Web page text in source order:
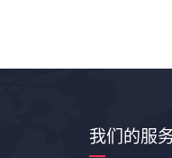
我们的服